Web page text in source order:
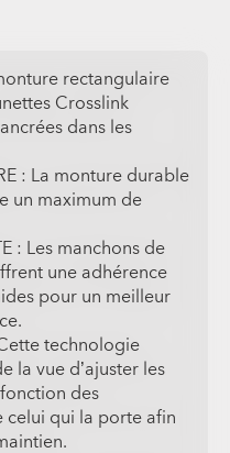
rectangulaire
Crosslink
dans les
: La monture durable
un maximum de
: Les manchons de
une adhérence
pour un meilleur
technologie
la vue d’ajuster les
des
celui qui la porte afin